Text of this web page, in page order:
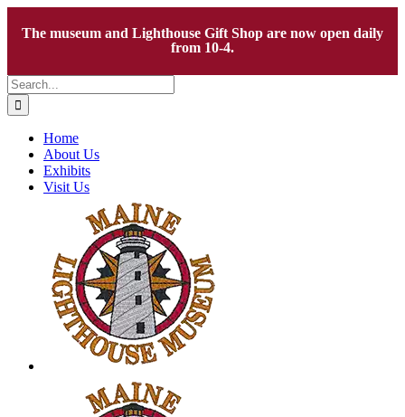
The museum and Lighthouse Gift Shop are now open daily
from 10-4.
Skip
to
content
Search
for:
Home
About Us
Exhibits
Visit Us